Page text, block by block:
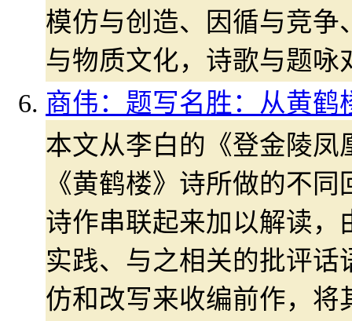
模仿与创造、因循与竞
与物质文化，诗歌与题咏
商伟：题写名胜：从黄鹤
本文从李白的《登金陵
《黄鹤楼》诗所做的不
诗作串联起来加以解读
实践、与之相关的批评
仿和改写来收编前作，